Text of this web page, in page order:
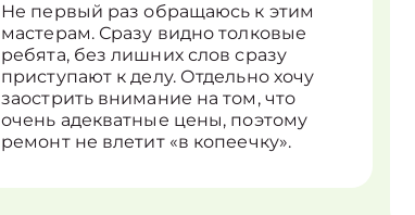
Не первый раз обращаюсь к этим
мастерам. Сразу видно толковые
ребята, без лишних слов сразу
приступают к делу. Отдельно хочу
заострить внимание на том, что
очень адекватные цены, поэтому
ремонт не влетит «в копеечку».